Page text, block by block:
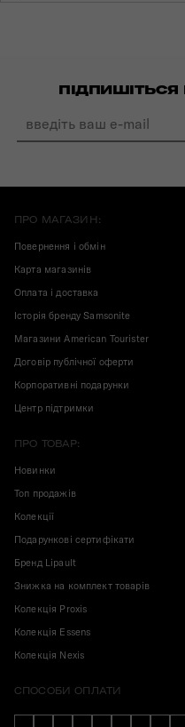
ПРО МАГАЗИН:
Повернення і обмін
Карта магазинів
Оплата і доставка
Історія бренду Samsonite
Магазини American Tourister
Договір публічної оферти
Корпоративні подарунки
Центр підтримки
ПРО ТОВАР:
Новинки
Топ продажів
Колекції
Подарункові сертифікати
Бренд Lipault
Знижка на комплект товарів
Колекція Proxis
Колекція Essens
Колекція Nexis
СПОСОБИ ОПЛАТИ